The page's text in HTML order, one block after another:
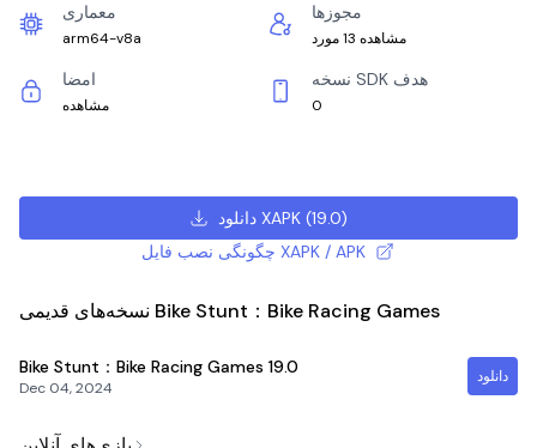
معماری
arm64-v8a
مجوزها
مشاهده 13 مورد
امضا
مشاهده
نسخه SDK هدف
0
دانلود XAPK(19.0)
چگونگی نصب فایل XAPK / APK
نسخه‌های قدیمی Bike Stunt：Bike Racing Games
Bike Stunt：Bike Racing Games 19.0
Dec 04, 2024
دانلود